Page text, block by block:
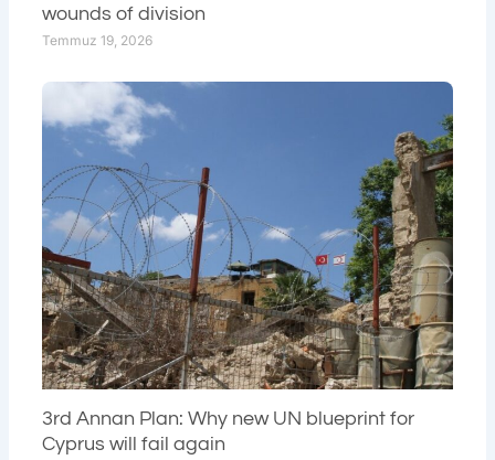
wounds of division
Temmuz 19, 2026
3rd Annan Plan: Why new UN blueprint for
Cyprus will fail again